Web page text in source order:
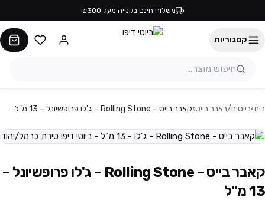
משלוח חינם בקנייה מעל ₪300
קטגוריות
בית›בייסים/ראבר בייס›קאבר בייס – Rolling Stone – ג'לו פרופשיונל – 13 מ"ל
קאבר בייס – Rolling Stone – ג'לו פרופשיונל –
13 מ"ל